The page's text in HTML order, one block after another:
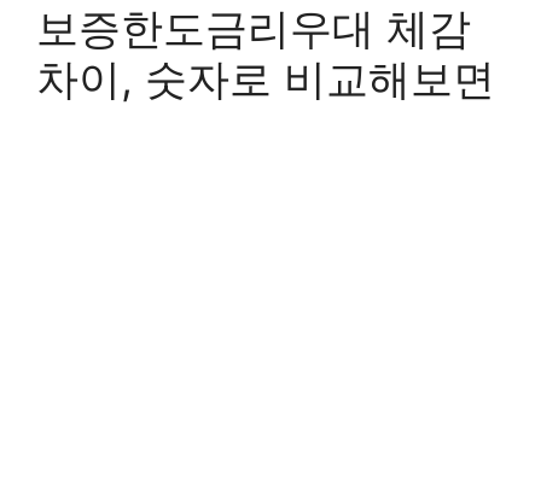
보증한도금리우대 체감
차이, 숫자로 비교해보면